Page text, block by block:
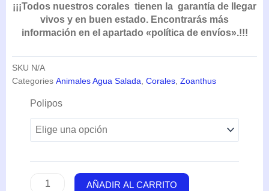
¡¡¡Todos nuestros corales tienen la garantía de llegar
vivos y en buen estado. Encontrarás más
información en el apartado «política de envíos».!!!
SKU N/A
Categories Animales Agua Salada Corales Zoanthus
Polipos
Zoanthus
(polipos)
cantidad
AÑADIR AL CARRITO